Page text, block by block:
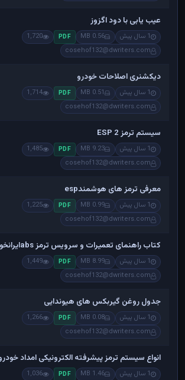
عیب یابی با دود اگزوز
1 سال پیش 0.56 MB
PDF
1,720
cosehof132@dwriters.com
دیکشنری اصلاحات خودرو
1 سال پیش 0.51 MB
PDF
1,714
cosehof132@dwriters.com
سیستم ترمز ESP 2
1 سال پیش 9.23 MB
PDF
1,485
cosehof132@dwriters.com
معرفی ترمز های هوشمندesp
1 سال پیش 0.99 MB
PDF
1,225
cosehof132@dwriters.com
کتاب راهنمای تعمیرات و سرویس ترمز absایرانخودرو
1 سال پیش 8.99 MB
PDF
1,449
cosehof132@dwriters.com
جدول روغن گیربکس های هیوندایی
1 سال پیش 0.08 MB
PDF
1,266
cosehof132@dwriters.com
انواع سیستم ترمز پیشرفته الکترونیکی امداد
1 سال پیش 1.46 MB
PDF
1,036